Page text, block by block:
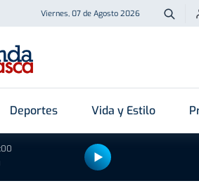
Viernes, 07 de Agosto 2026 Buscar
Deportes Vida y Estilo